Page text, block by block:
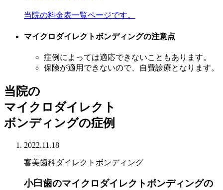
当院の料金表一覧ページです。
マイクロダイレクトボンディングの注意点
症例によっては適応できないこともあります。
保険が適用できないので、自費診療となります。
当院の
マイクロダイレクト
ボンディングの症例
2022.11.18
審美歯科ダイレクトボンディング
小臼歯のマイクロダイレクトボンディングの